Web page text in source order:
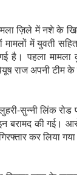
ज़िले में नशे के
मामलों में युवती
है। पहला
राज अपनी टीम
लुहरी-सुन्नी लिंक
बरामद की गई।
कर लिया